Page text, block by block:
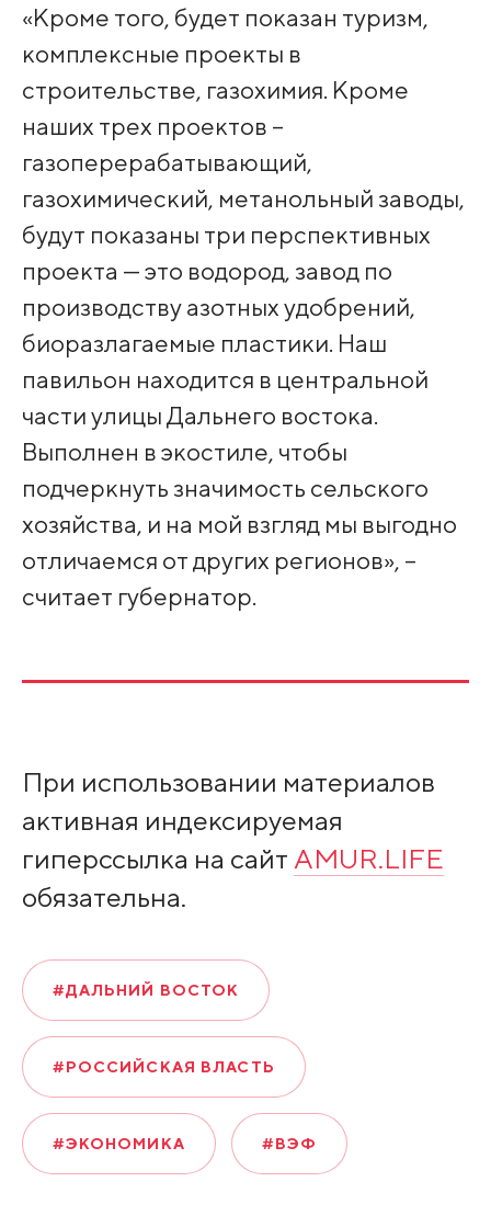
«Кроме того, будет показан туризм,
комплексные проекты в
строительстве, газохимия. Кроме
наших трех проектов –
газоперерабатывающий,
газохимический, метанольный заводы,
будут показаны три перспективных
проекта — это водород, завод по
производству азотных удобрений,
биоразлагаемые пластики. Наш
павильон находится в центральной
части улицы Дальнего востока.
Выполнен в экостиле, чтобы
подчеркнуть значимость сельского
хозяйства, и на мой взгляд мы выгодно
отличаемся от других регионов», –
считает губернатор.
При использовании материалов
активная индексируемая
гиперссылка на сайт AMUR.LIFE
обязательна.
#ДАЛЬНИЙ ВОСТОК
#РОССИЙСКАЯ ВЛАСТЬ
#ЭКОНОМИКА #ВЭФ